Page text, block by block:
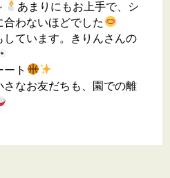
あまりにもお上手で、シ
わないほどでした
ています。きりんさんの
ト
なお友だちも、園での離